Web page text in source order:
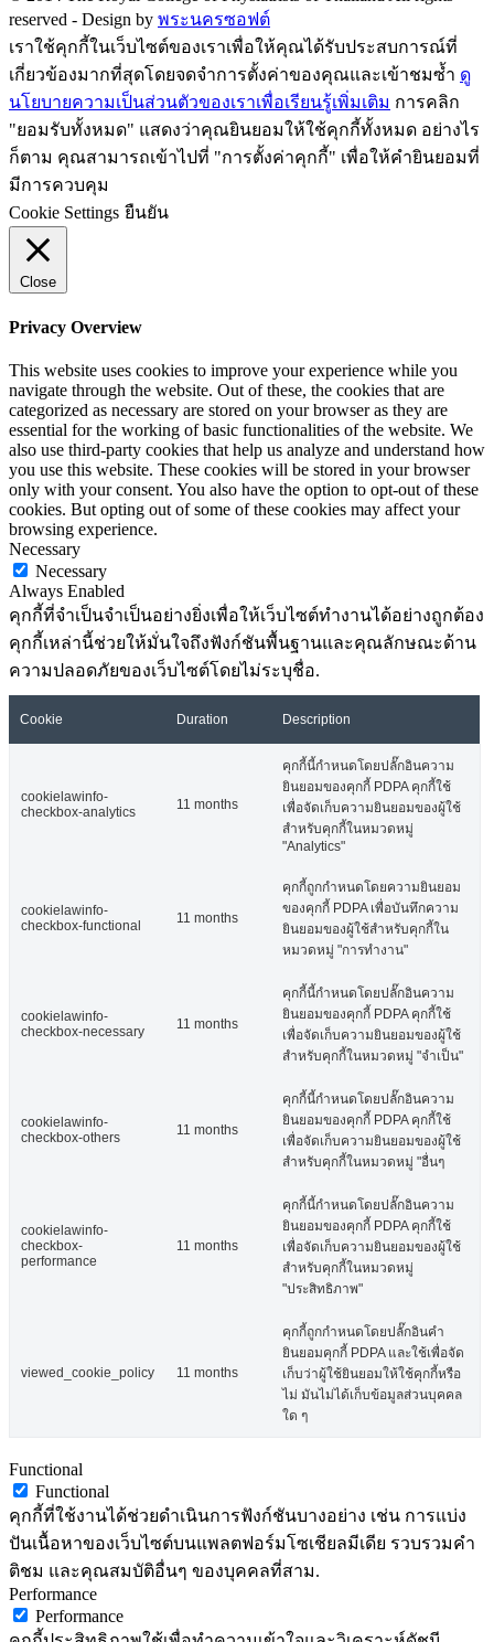
reserved - Design by พระนครซอฟต์
เราใช้คุกกี้ในเว็บไซต์ของเราเพื่อให้คุณได้รับประสบการณ์ที่
เกี่ยวข้องมากที่สุดโดยจดจำการตั้งค่าของคุณและเข้าชมซ้ำ ดู
นโยบายความเป็นส่วนตัวของเราเพื่อเรียนรู้เพิ่มเติม การคลิก
"ยอมรับทั้งหมด" แสดงว่าคุณยินยอมให้ใช้คุกกี้ทั้งหมด อย่างไร
ก็ตาม คุณสามารถเข้าไปที่ "การตั้งค่าคุกกี้" เพื่อให้คำยินยอมที่
มีการควบคุม
Cookie Settings ยืนยัน
Close
Privacy Overview
This website uses cookies to improve your experience while you
navigate through the website. Out of these, the cookies that are
categorized as necessary are stored on your browser as they are
essential for the working of basic functionalities of the website. We
also use third-party cookies that help us analyze and understand how
you use this website. These cookies will be stored in your browser
only with your consent. You also have the option to opt-out of these
cookies. But opting out of some of these cookies may affect your
browsing experience.
Necessary
Necessary
Always Enabled
คุกกี้ที่จำเป็นจำเป็นอย่างยิ่งเพื่อให้เว็บไซต์ทำงานได้อย่างถูกต้อง
คุกกี้เหล่านี้ช่วยให้มั่นใจถึงฟังก์ชันพื้นฐานและคุณลักษณะด้าน
ความปลอดภัยของเว็บไซต์โดยไม่ระบุชื่อ.
Cookie Duration Description
cookielawinfo-
checkbox-analytics
11 months
คุกกี้นี้กำหนดโดยปลั๊กอินความ
ยินยอมของคุกกี้ PDPA คุกกี้ใช้
เพื่อจัดเก็บความยินยอมของผู้ใช้
สำหรับคุกกี้ในหมวดหมู่
"Analytics"
cookielawinfo-
checkbox-functional
11 months
คุกกี้ถูกกำหนดโดยความยินยอม
ของคุกกี้ PDPA เพื่อบันทึกความ
ยินยอมของผู้ใช้สำหรับคุกกี้ใน
หมวดหมู่ "การทำงาน"
cookielawinfo-
checkbox-necessary
11 months
คุกกี้นี้กำหนดโดยปลั๊กอินความ
ยินยอมของคุกกี้ PDPA คุกกี้ใช้
เพื่อจัดเก็บความยินยอมของผู้ใช้
สำหรับคุกกี้ในหมวดหมู่ "จำเป็น"
cookielawinfo-
checkbox-others
11 months
คุกกี้นี้กำหนดโดยปลั๊กอินความ
ยินยอมของคุกกี้ PDPA คุกกี้ใช้
เพื่อจัดเก็บความยินยอมของผู้ใช้
สำหรับคุกกี้ในหมวดหมู่ "อื่นๆ
cookielawinfo-
checkbox-
performance
11 months
คุกกี้นี้กำหนดโดยปลั๊กอินความ
ยินยอมของคุกกี้ PDPA คุกกี้ใช้
เพื่อจัดเก็บความยินยอมของผู้ใช้
สำหรับคุกกี้ในหมวดหมู่
"ประสิทธิภาพ"
viewed_cookie_policy 11 months
คุกกี้ถูกกำหนดโดยปลั๊กอินคำ
ยินยอมคุกกี้ PDPA และใช้เพื่อจัด
เก็บว่าผู้ใช้ยินยอมให้ใช้คุกกี้หรือ
ไม่ มันไม่ได้เก็บข้อมูลส่วนบุคคล
ใด ๆ
Functional
Functional
คุกกี้ที่ใช้งานได้ช่วยดำเนินการฟังก์ชันบางอย่าง เช่น การแบ่ง
ปันเนื้อหาของเว็บไซต์บนแพลตฟอร์มโซเชียลมีเดีย รวบรวมคำ
ติชม และคุณสมบัติอื่นๆ ของบุคคลที่สาม.
Performance
Performance